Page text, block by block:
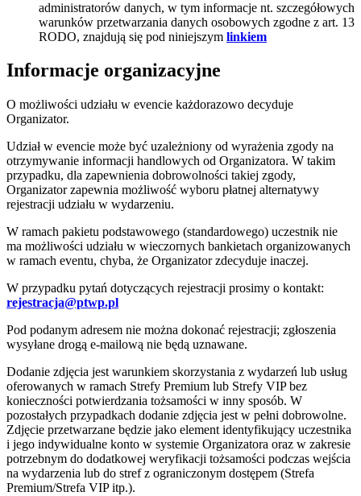
administratorów danych, w tym informacje nt. szczegółowych
warunków przetwarzania danych osobowych zgodne z art. 13
RODO, znajdują się pod niniejszym linkiem
Informacje organizacyjne
O możliwości udziału w evencie każdorazowo decyduje
Organizator.
Udział w evencie może być uzależniony od wyrażenia zgody na
otrzymywanie informacji handlowych od Organizatora. W takim
przypadku, dla zapewnienia dobrowolności takiej zgody,
Organizator zapewnia możliwość wyboru płatnej alternatywy
rejestracji udziału w wydarzeniu.
W ramach pakietu podstawowego (standardowego) uczestnik nie
ma możliwości udziału w wieczornych bankietach organizowanych
w ramach eventu, chyba, że Organizator zdecyduje inaczej.
W przypadku pytań dotyczących rejestracji prosimy o kontakt:
rejestracja@ptwp.pl
Pod podanym adresem nie można dokonać rejestracji; zgłoszenia
wysyłane drogą e-mailową nie będą uznawane.
Dodanie zdjęcia jest warunkiem skorzystania z wydarzeń lub usług
oferowanych w ramach Strefy Premium lub Strefy VIP bez
konieczności potwierdzania tożsamości w inny sposób. W
pozostałych przypadkach dodanie zdjęcia jest w pełni dobrowolne.
Zdjęcie przetwarzane będzie jako element identyfikujący uczestnika
i jego indywidualne konto w systemie Organizatora oraz w zakresie
potrzebnym do dodatkowej weryfikacji tożsamości podczas wejścia
na wydarzenia lub do stref z ograniczonym dostępem (Strefa
Premium/Strefa VIP itp.).